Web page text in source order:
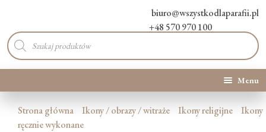
biuro@wszystkodlaparafii.pl
+48 570 970 100
Wyszukiwarka
produktów
Menu
Kategorie produktów
Strona główna Ikony / obrazy / witraże Ikony religijne
Ikony
ręcznie wykonane